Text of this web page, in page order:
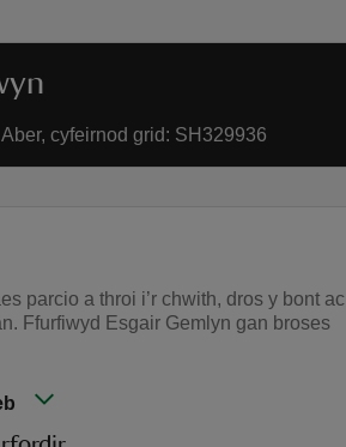
cyfeirnod grid: SH329936
parcio a throi i’r chwith, dros y bont ac
Ffurfiwyd Esgair Gemlyn gan broses